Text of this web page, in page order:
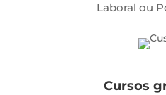
Laboral ou
Cursos